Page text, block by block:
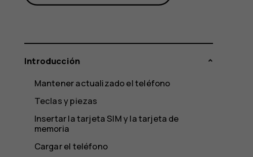
Introducción
Mantener actualizado el teléfono
Teclas y piezas
Insertar la tarjeta SIM y la tarjeta de
memoria
Cargar el teléfono